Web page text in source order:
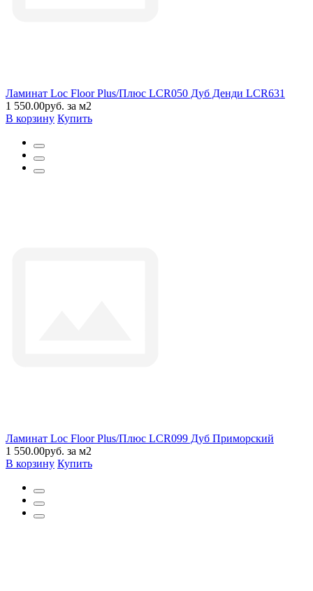
Ламинат Loc Floor Plus/Плюс LCR050 Дуб Денди LCR631
1 550.00руб. за м2
В корзину Купить
Ламинат Loc Floor Plus/Плюс LCR099 Дуб Приморский
1 550.00руб. за м2
В корзину Купить